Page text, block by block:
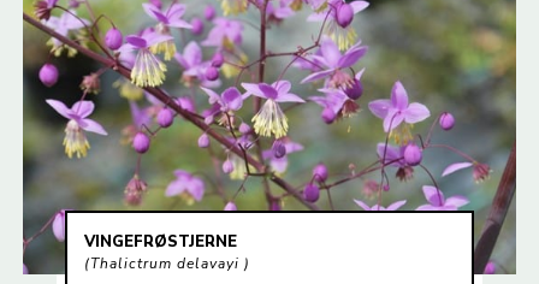
VINGEFRØSTJERNE
Thalictrum delavayi